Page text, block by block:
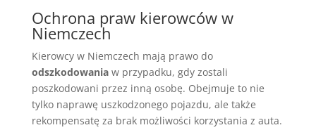
Ochrona praw kierowców w
Niemczech
Kierowcy w Niemczech mają prawo do
odszkodowaniaw przypadku, gdy zostali
poszkodowani przez inną osobę. Obejmuje to nie
tylko naprawę uszkodzonego pojazdu, ale także
rekompensatę za brak możliwości korzystania z auta.